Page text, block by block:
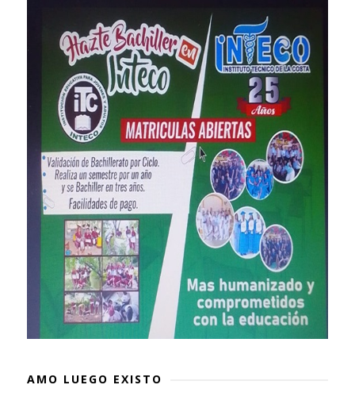
AMO LUEGO EXISTO